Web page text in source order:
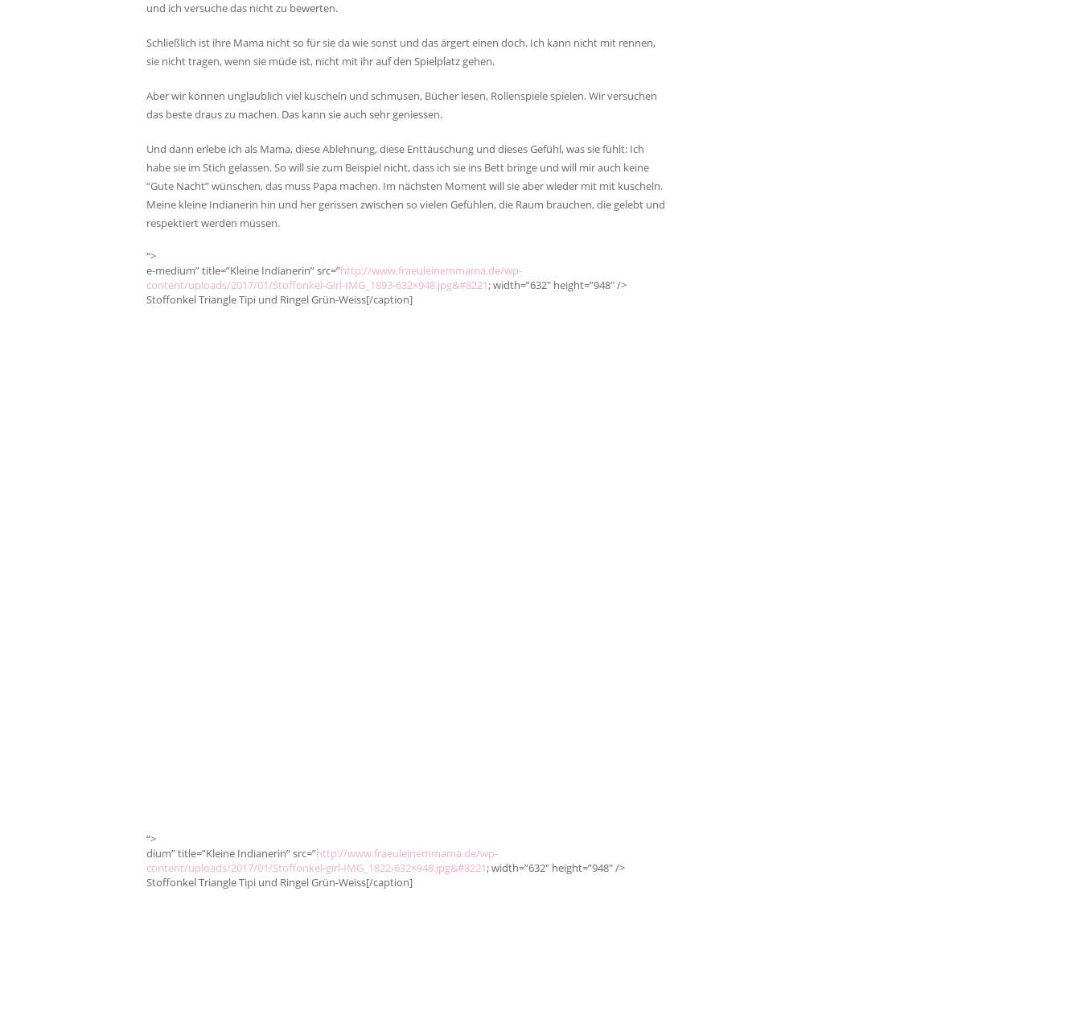
und ich versuche das nicht zu bewerten.
Schließlich ist ihre Mama nicht so für sie da wie sonst und das ärgert einen doch. Ich kann nicht mit rennen,
sie nicht tragen, wenn sie müde ist, nicht mit ihr auf den Spielplatz gehen.
Aber wir können unglaublich viel kuscheln und schmusen, Bücher lesen, Rollenspiele spielen. Wir versuchen
das beste draus zu machen. Das kann sie auch sehr geniessen.
Und dann erlebe ich als Mama, diese Ablehnung, diese Enttäuschung und dieses Gefühl, was sie fühlt: Ich
habe sie im Stich gelassen. So will sie zum Beispiel nicht, dass ich sie ins Bett bringe und will mir auch keine
“Gute Nacht” wünschen, das muss Papa machen. Im nächsten Moment will sie aber wieder mit mit kuscheln.
Meine kleine Indianerin hin und her gerissen zwischen so vielen Gefühlen, die Raum brauchen, die gelebt und
respektiert werden müssen.
“>
e-medium” title=”Kleine Indianerin” src=”http://www.fraeuleinemmama.de/wp-
content/uploads/2017/01/Stoffonkel-Girl-IMG_1893-632×948.jpg&#8221; width=”632″ height=”948″ />
Stoffonkel Triangle Tipi und Ringel Grün-Weiss[/caption]
“>
dium” title=”Kleine Indianerin” src=”http://www.fraeuleinemmama.de/wp-
content/uploads/2017/01/Stoffonkel-girl-IMG_1822-632×948.jpg&#8221; width=”632″ height=”948″ />
Stoffonkel Triangle Tipi und Ringel Grün-Weiss[/caption]